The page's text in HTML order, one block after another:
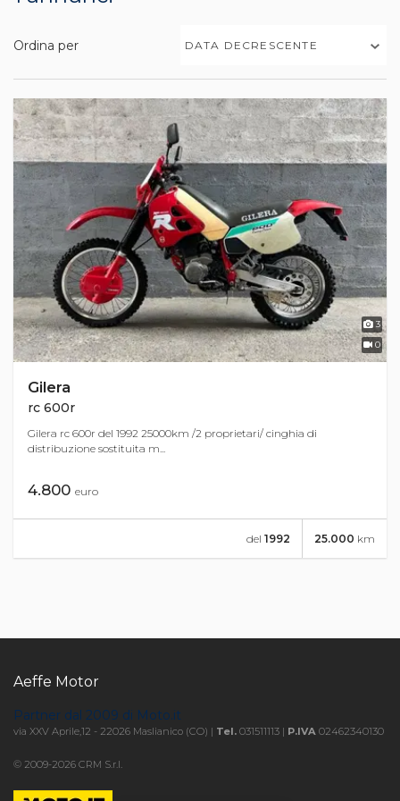
Ordina per DATA DECRESCENTE
3
0
Gilera
rc 600r
Gilera rc 600r del 1992 25000km /2 proprietari/ cinghia di
distribuzione sostituita m...
4.800 euro
25.000 km
del 1992
Aeffe Motor
Partner dal 2009 di Moto.it
via XXV Aprile,12 - 22026 Maslianico (CO) | Tel. 031511113 | P.IVA 02462340130
© 2009-2026 CRM S.r.l.